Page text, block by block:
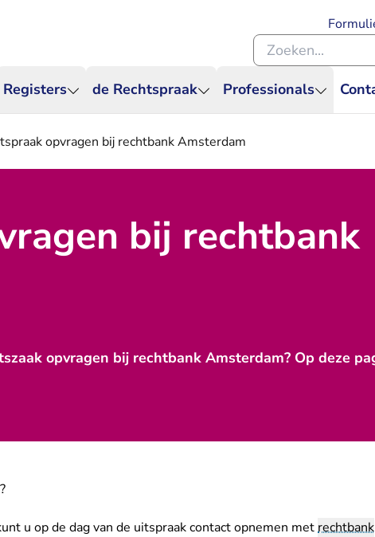
Registers de Rechtspraak Professionals
Zoeken binnen de
opvragen bij rechtbank Amsterdam
bij rechtbank
opvragen bij rechtbank Amsterdam? Op deze
u op de dag van de uitspraak contact opnemen metrechtbank